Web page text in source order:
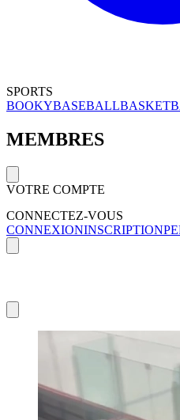
SPORTS
BOOKYBASEBALL
MEMBRES
VOTRE COMPTE
CONNECTEZ-VOUS
CONNEXIONINSCRIPTION